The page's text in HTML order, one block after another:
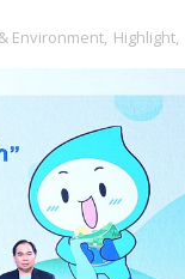
Environment, Highlight,